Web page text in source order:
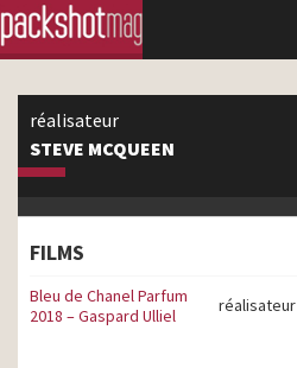
réalisateur
STEVE MCQUEEN
FILMS
Bleu de Chanel Parfum
2018 – Gaspard Ulliel
réalisateur